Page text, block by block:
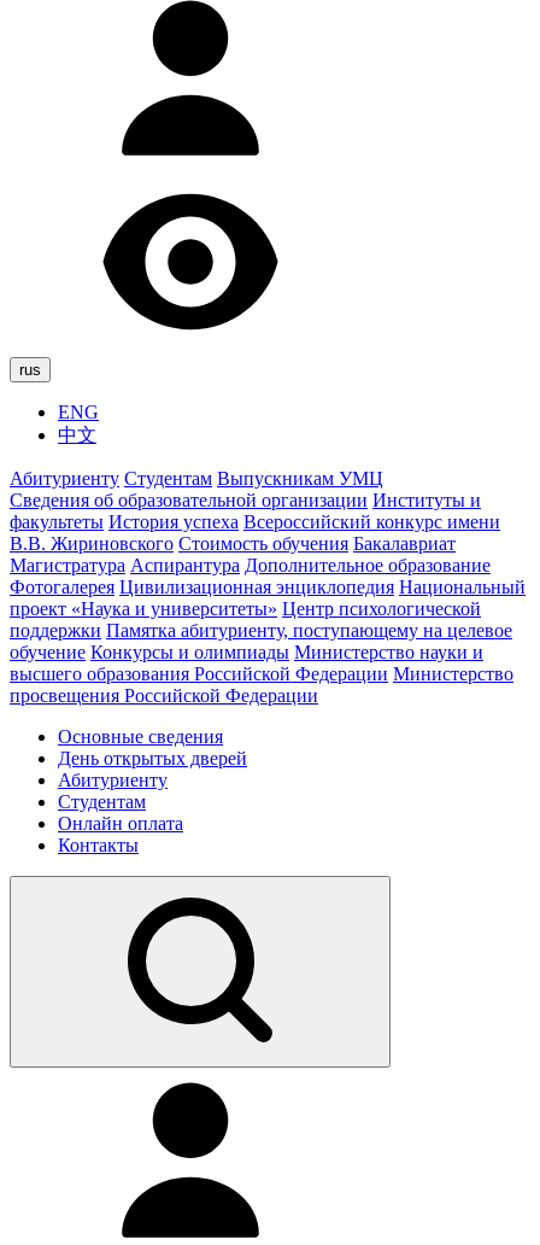
rus
ENG
中文
Абитуриенту Студентам Выпускникам УМЦ
Сведения об образовательной организации Институты и
факультеты История успеха Всероссийский конкурс имени
В.В. Жириновского Стоимость обучения Бакалавриат
Магистратура Аспирантура Дополнительное образование
Фотогалерея Цивилизационная энциклопедия Национальный
проект «Наука и университеты» Центр психологической
поддержки Памятка абитуриенту, поступающему на целевое
обучение Конкурсы и олимпиады Министерство науки и
высшего образования Российской Федерации Министерство
просвещения Российской Федерации
Основные сведения
День открытых дверей
Абитуриенту
Студентам
Онлайн оплата
Контакты